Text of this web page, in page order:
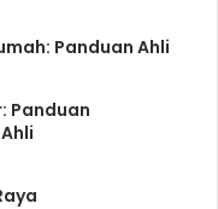
Panduan Ahli
Panduan